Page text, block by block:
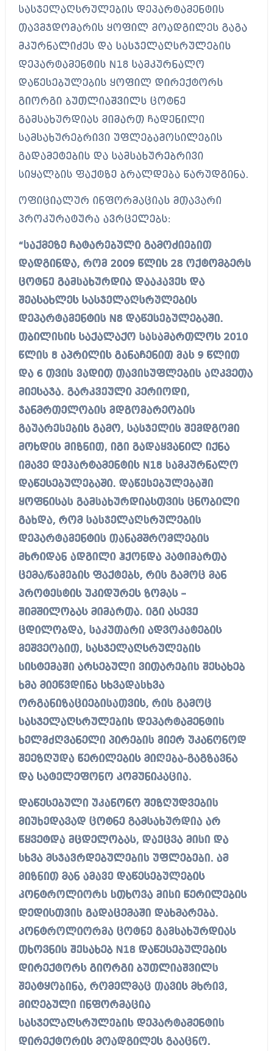
სასჯელაღსრულების დეპარტამენტის
თავმჯდომარის ყოფილ მოადგილეს გაგა
მკურნალიძეს და სასჯელაღსრულების
დეპარტამენტის N18 სამკურნალო
დაწესებულების ყოფილ დირექტორს
გიორგი ბუთლიაშვილს ცოტნე
გამსახურდიას მიმართ ჩადენილი
სამსახურებრივი უფლებამოსილების
გადამეტების და სამსახურებრივი
სიყალბის ფაქტზე ბრალდება წარუდგინა.
ოფიციალურ ინფორმაციას მთავარი
პროკურატურა ავრცელებს:
“საქმეზე ჩატარებული გამოძიებით
დადგინდა, რომ 2009 წლის 28 ოქტომბერს
ცოტნე გამსახურდია დააკავეს და
შეასახლეს სასჯელაღსრულების
დეპარტამენტის N8 დაწესებულებაში.
თბილისის საქალაქო სასამართლოს 2010
წლის 8 აპრილის განაჩენით მას 9 წლით
და 6 თვის ვადით თავისუფლების აღკვეთა
მიესაჯა. გარკვეული პერიოდი,
ჯანმრთელობის მდგომარეობის
გაუარესების გამო, სასჯელის შემდგომი
მოხდის მიზნით, იგი გადაყვანილ იქნა
იმავე დეპარტამენტის N18 სამკურნალო
დაწესებულებაში. დაწესებულებაში
ყოფნისას გამსახურდიასთვის ცნობილი
გახდა, რომ სასჯელაღსრულების
დეპარტამენტის თანამშრომლების
მხრიდან ადგილი ჰქონდა პატიმართა
ცემა/წამების ფაქტებს, რის გამოც მან
პროტესტის უკიდურეს ზომას –
შიმშილობას მიმართა. იგი ასევე
ცდილობდა, საკუთარი ადვოკატების
მეშვეობით, სასჯელაღსრულების
სისტემაში არსებული ვითარების შესახებ
ხმა მიეწვდინა სხვადასხვა
ორგანიზაციებისათვის, რის გამოც
სასჯელაღსრულების დეპარტამენტის
ხელმძღვანელი პირების მიერ უკანონოდ
შეეზღუდა წერილების მიღება-გაგზავნა
და სატელეფონო კომუნიკაცია.
დაწესებული უკანონო შეზღუდვების
მიუხედავად ცოტნე გამსახურდია არ
წყვეტდა მცდელობას, დაეცვა მისი და
სხვა მსჯავრდებულების უფლებები. ამ
მიზნით მან ამავე დაწესებულების
კონტროლიორს სთხოვა მისი წერილების
დედისთვის გადაცემაში დახმარება.
კონტროლიორმა ცოტნე გამსახურდიას
თხოვნის შესახებ N18 დაწესებულების
დირექტორს გიორგი ბუთლიაშვილს
შეატყობინა, რომელმაც თავის მხრივ,
მიღებული ინფორმაცია
სასჯელაღსრულების დეპარტამენტის
დირექტორის მოადგილეს გააცნო.